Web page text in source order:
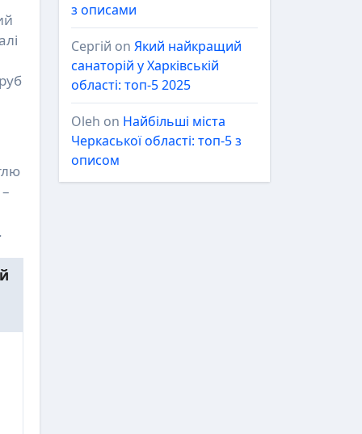
з описами
Сергій on Який найкращий
санаторій у Харківській
області: топ-5 2025
Oleh on Найбільші міста
Черкаської області: топ-5 з
описом